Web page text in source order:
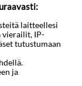
laitteellesi
vierailit, IP-
tutustumaan
ja